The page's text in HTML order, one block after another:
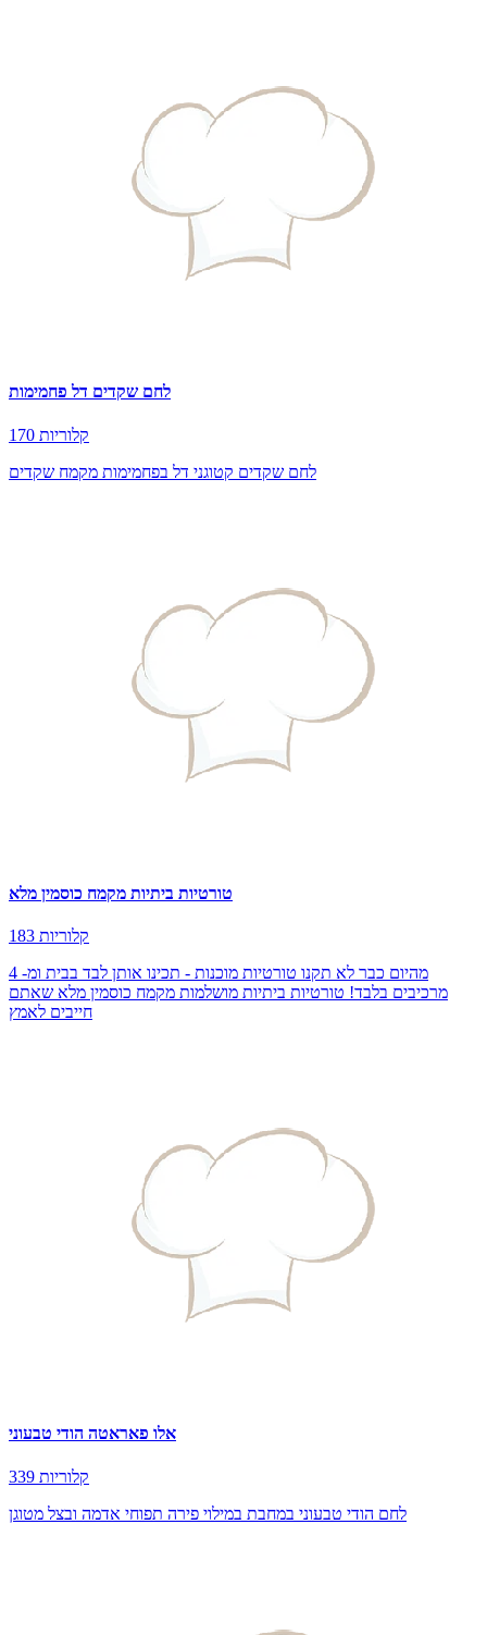
לחם שקדים דל פחמימות
170 קלוריות
לחם שקדים קטוגני דל בפחמימות מקמח שקדים
טורטיות ביתיות מקמח כוסמין מלא
183 קלוריות
מהיום כבר לא תקנו טורטיות מוכנות - תכינו אותן לבד בבית ומ- 4
מרכיבים בלבד! טורטיות ביתיות מושלמות מקמח כוסמין מלא שאתם
חייבים לאמץ
אלו פאראטה הודי טבעוני
339 קלוריות
לחם הודי טבעוני במחבת במילוי פירה תפוחי אדמה ובצל מטוגן